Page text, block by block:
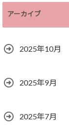
アーカイブ
2025年10月
2025年9月
2025年7月